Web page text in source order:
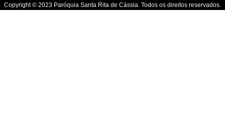
Copyright © 2023 Paróquia Santa Rita de Cássia. Todos os direitos reservados.